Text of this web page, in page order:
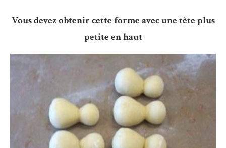
Vous devez obtenir cette forme avec une tête plus
petite en haut